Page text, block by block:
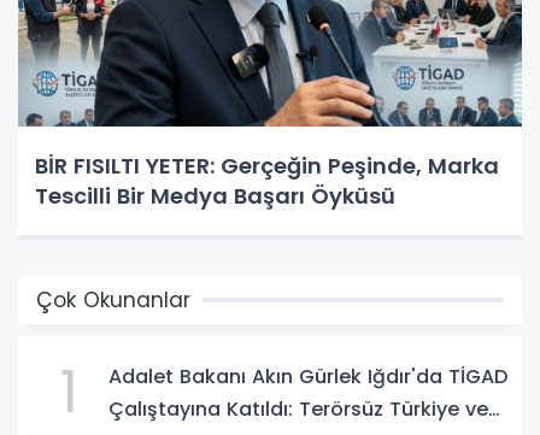
BİR FISILTI YETER: Gerçeğin Peşinde, Marka
Tescilli Bir Medya Başarı Öyküsü
Çok Okunanlar
1
Adalet Bakanı Akın Gürlek Iğdır'da TİGAD
Çalıştayına Katıldı: Terörsüz Türkiye ve